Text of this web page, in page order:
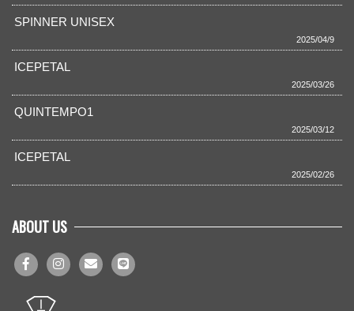
SPINNER UNISEX
2025/04/9
ICEPETAL
2025/03/26
QUINTEMPO1
2025/03/12
ICEPETAL
2025/02/26
ABOUT US